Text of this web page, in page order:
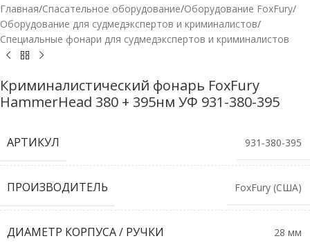
Главная/Спасательное оборудование/Оборудование FoxFury/
Оборудование для судмедэкспертов и криминалистов/
Специальные фонари для судмедэкспертов и криминалистов
Криминалистический фонарь FoxFury
HammerHead 380 + 395нм УФ 931-380-395
АРТИКУЛ 931-380-395
ПРОИЗВОДИТЕЛЬ FoxFury (США)
ДИАМЕТР КОРПУСА / РУЧКИ 28 мм